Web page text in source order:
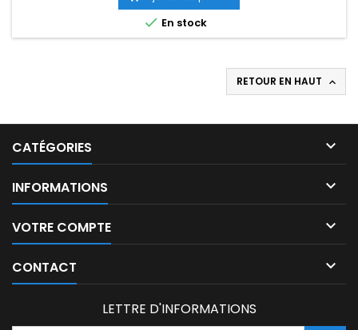
 En stock
RETOUR EN HAUT 
CATÉGORIES 
INFORMATIONS 
VOTRE COMPTE 
CONTACT 
LETTRE D'INFORMATIONS